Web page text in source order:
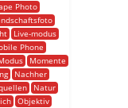
Photo
Live-modus
Phone
Momente
Nachher
Natur
Objektiv